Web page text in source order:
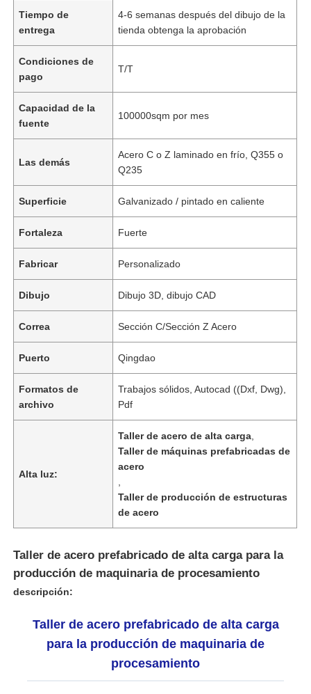
Tiempo de
entrega
4-6 semanas después del dibujo de la
tienda obtenga la aprobación
Condiciones de
pago
T/T
Capacidad de la
fuente
100000sqm por mes
Las demás
Acero C o Z laminado en frío, Q355 o
Q235
Superficie Galvanizado / pintado en caliente
Fortaleza Fuerte
Fabricar Personalizado
Dibujo Dibujo 3D, dibujo CAD
Correa Sección C/Sección Z Acero
Puerto Qingdao
Formatos de
archivo
Trabajos sólidos, Autocad ((Dxf, Dwg),
Pdf
Alta luz:
Taller de acero de alta carga
Taller de máquinas prefabricadas de
acero
Taller de producción de estructuras
de acero
Taller de acero prefabricado de alta carga para la
producción de maquinaria de procesamiento
descripción:
Taller de acero prefabricado de alta carga
para la producción de maquinaria de
procesamiento